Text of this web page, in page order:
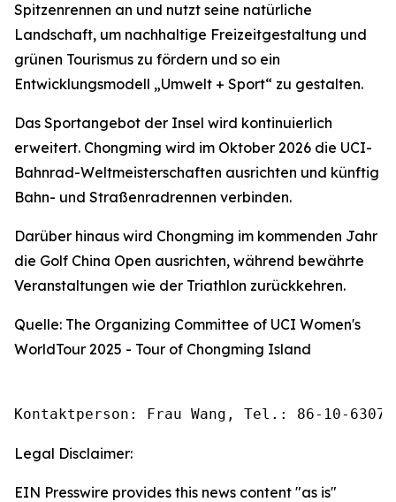
Spitzenrennen an und nutzt seine natürliche
Landschaft, um nachhaltige Freizeitgestaltung und
grünen Tourismus zu fördern und so ein
Entwicklungsmodell „Umwelt + Sport“ zu gestalten.
Das Sportangebot der Insel wird kontinuierlich
erweitert. Chongming wird im Oktober 2026 die UCI-
Bahnrad-Weltmeisterschaften ausrichten und künftig
Bahn- und Straßenradrennen verbinden.
Darüber hinaus wird Chongming im kommenden Jahr
die Golf China Open ausrichten, während bewährte
Veranstaltungen wie der Triathlon zurückkehren.
Quelle: The Organizing Committee of UCI Women's
WorldTour 2025 - Tour of Chongming Island
Kontaktperson: Frau Wang, Tel.: 86-10-
Legal Disclaimer:
EIN Presswire provides this news content "as is"